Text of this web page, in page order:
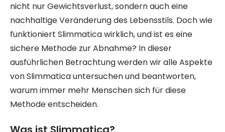
nicht nur Gewichtsverlust, sondern auch eine
nachhaltige Veränderung des Lebensstils. Doch wie
funktioniert Slimmatica wirklich, und ist es eine
sichere Methode zur Abnahme? In dieser
ausführlichen Betrachtung werden wir alle Aspekte
von Slimmatica untersuchen und beantworten,
warum immer mehr Menschen sich für diese
Methode entscheiden.